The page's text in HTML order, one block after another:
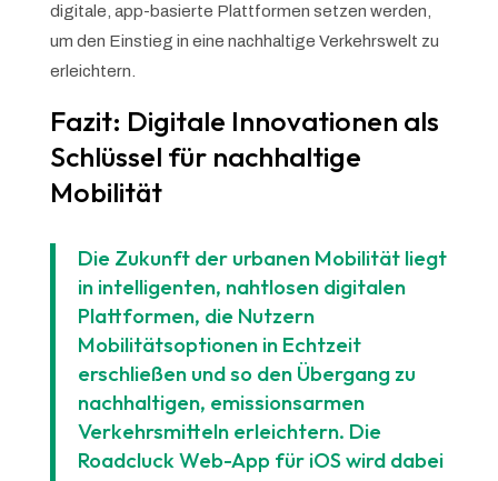
digitale, app-basierte Plattformen setzen werden,
um den Einstieg in eine nachhaltige Verkehrswelt zu
erleichtern.
Fazit: Digitale Innovationen als
Schlüssel für nachhaltige
Mobilität
Die Zukunft der urbanen Mobilität liegt
in intelligenten, nahtlosen digitalen
Plattformen, die Nutzern
Mobilitätsoptionen in Echtzeit
erschließen und so den Übergang zu
nachhaltigen, emissionsarmen
Verkehrsmitteln erleichtern. Die
Roadcluck Web-App für iOS wird dabei